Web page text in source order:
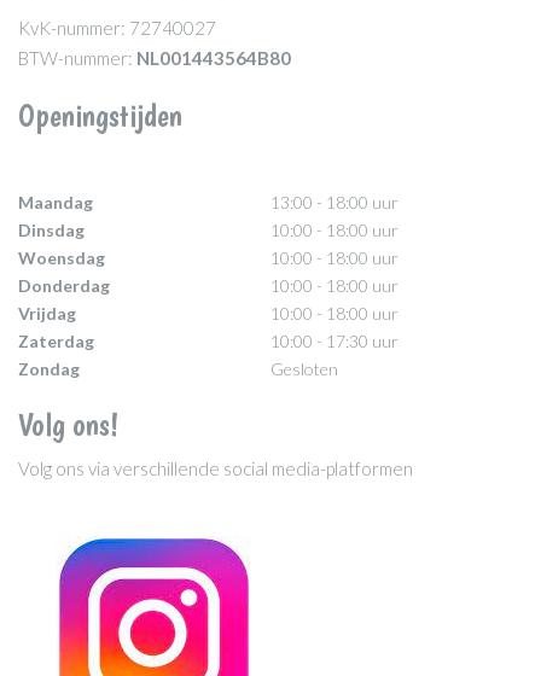
KvK-nummer: 72740027
BTW-nummer: NL001443564B80
Openingstijden
Maandag
13:00 - 18:00 uur
Dinsdag
10:00 - 18:00 uur
Woensdag
10:00 - 18:00 uur
Donderdag
10:00 - 18:00 uur
Vrijdag
10:00 - 18:00 uur
Zaterdag
10:00 - 17:30 uur
Zondag
Gesloten
Volg ons!
Volg ons via verschillende social media-platformen